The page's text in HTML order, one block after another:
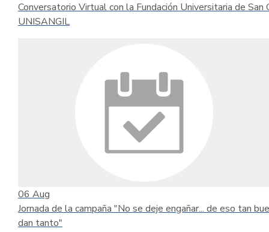
Conversatorio Virtual con la Fundación Universitaria de San
UNISANGIL
06 Aug
Jornada de la campaña "No se deje engañar... de eso tan
dan tanto"